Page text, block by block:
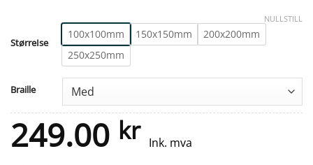
StørreIse
100x100mm 150x150mm
200x200mm
250x250mm
Braille
NULLSTILL
249.00 kr Ink. mva